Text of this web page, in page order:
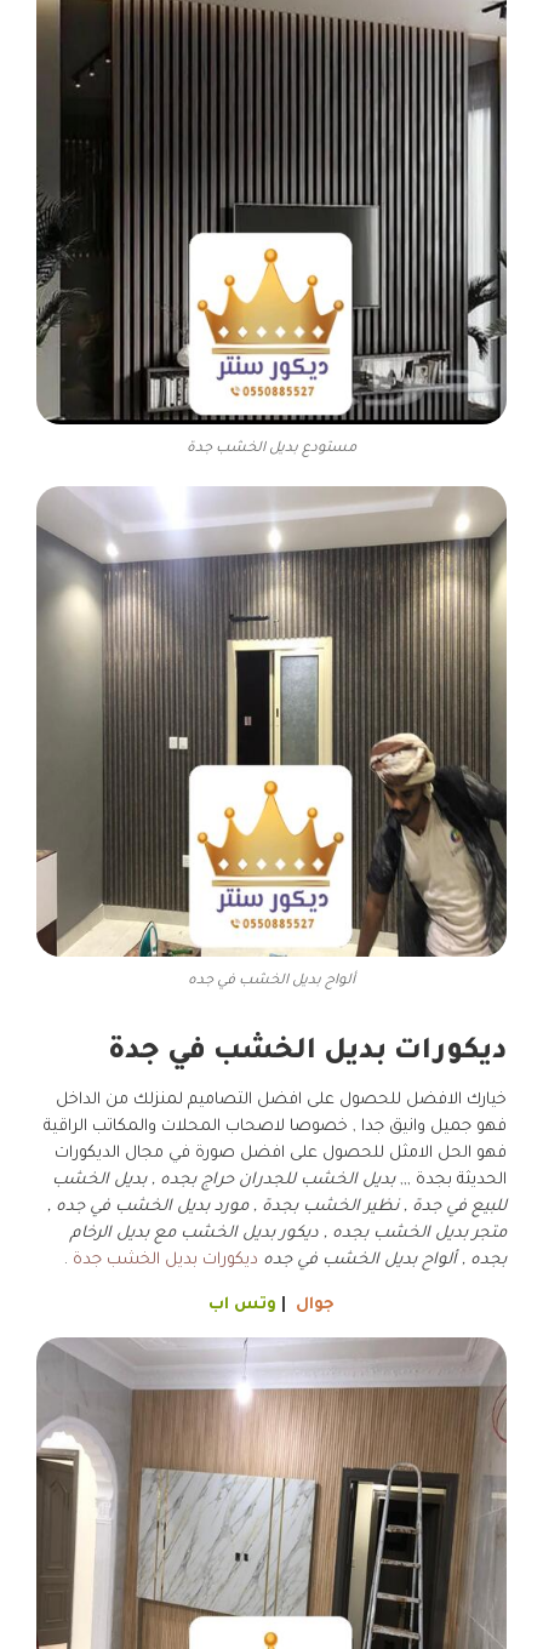
مستودع بديل الخشب جدة
ألواح بديل الخشب في جده
ديكورات بديل الخشب في جدة
خيارك الافضل للحصول على افضل التصاميم لمنزلك من الداخل
فهو جميل وانيق جدا , خصوصا لاصحاب المحلات والمكاتب الراقية
فهو الحل الامثل للحصول على افضل صورة في مجال الديكورات
الحديثة بجدة ,,,بديل الخشب للجدران حراج بجده , بديل الخشب
للبيع في جدة , نظير الخشب بجدة , مورد بديل الخشب في جده ,
متجر بديل الخشب بجده , ديكور بديل الخشب مع بديل الرخام
بجده , ألواح بديل الخشب في جده ديكورات بديل الخشب جدة .
جوال وتس اب